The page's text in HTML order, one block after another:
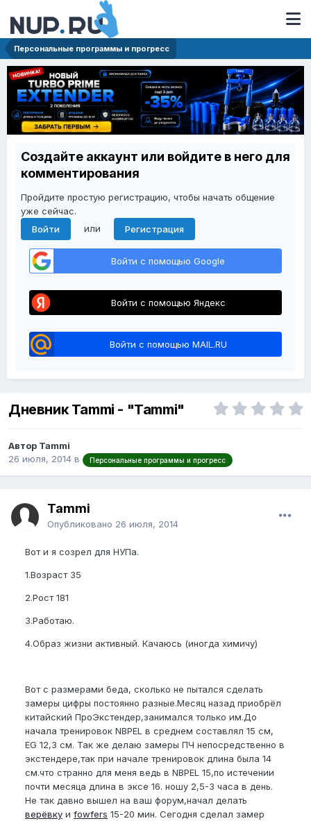
Персональные программы и прогресс
Создайте аккаунт или войдите в него для
комментирования
Пройдите простую регистрацию, чтобы начать общение
уже сейчас.
Войти
или Регистрация
Войти с помощью Google
Войти с помощью Яндекс
Войти с помощью MAIL.RU
Дневник Tammi - "Tammi"
Автор Tammi
26 июля, 2014 в Персональные программы и прогресс
Tammi
Опубликовано 26 июля, 2014
Вот и я созрел для НУПа.
1.Возраст 35
2.Рост 181
3.Работаю.
4.Образ жизни активный. Качаюсь (иногда химичу)
Вот с размерами беда, сколько не пытался сделать
замеры цифры постоянно разные.Месяц назад приобрёл
китайский ПроЭкстендер,занимался только им.До
начала тренировок NBPEL в среднем составлял 15 см,
EG 12,3 см. Так же делаю замеры ПЧ непосредственно в
экстендере,так при начале тренировок длина была 14
см.что странно для меня ведь в NBPEL 15,по истечении
почти месяца длина в эксе 16. ношу 2,5-3 часа в день.
Не так давно вышел на ваш форум,начал делать
верёвку и fowfers 15-20 мин. Сегодня сделал замер